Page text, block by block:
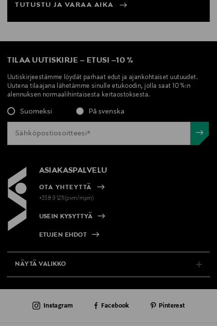
TUTUSTU JA VARAA AIKA
TILAA UUTISKIRJE – ETUSI –10 %
Uutiskirjeestämme löydät parhaat edut ja ajankohtaiset uutuudet.
Uutena tilaajana lähetämme sinulle etukoodin, jolla saat 10 %:n
alennuksen normaalihintaisesta kertaostoksesta.
Suomeksi På svenska
ASIAKASPALVELU
OTA YHTEYTTÄ
+358 9 1211(pvm/mpm)
USEIN KYSYTTYÄ
ETUJEN EHDOT
NÄYTÄ VALIKKO
AJANKOHTAISTA
Instagram Facebook Pinterest